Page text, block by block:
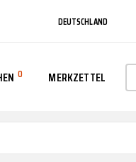
DEUTSCHLAND
0 MERKZETTEL